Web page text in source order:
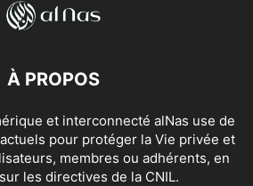
À PROPOS
et interconnecté alNas use de
pour protéger la Vie privée et
membres ou adhérents, en
les directives de la CNIL.